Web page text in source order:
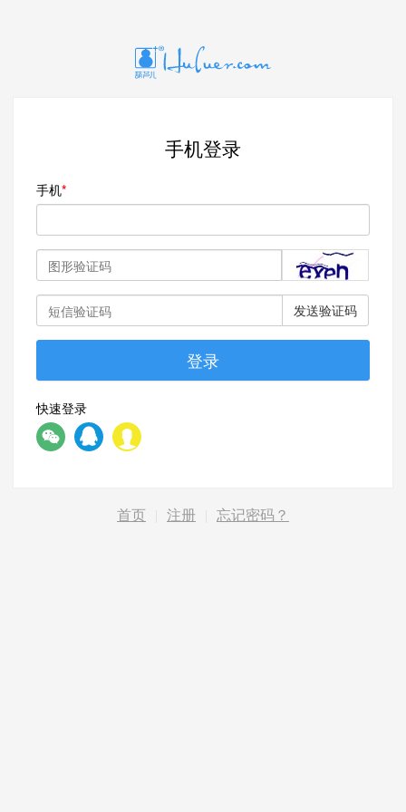
手机登录
手机
发送验证码
登录
快速登录
首页 注册 忘记密码？